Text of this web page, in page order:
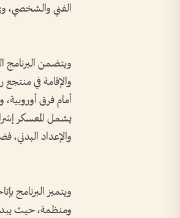
الفني والشخصي،
ويتضمن البرنامج
والإقامة في
أمام فرق
يشمل المعسكر
والإعداد
ويتميز البرنامج
ومنظمة، حيث يبدأ